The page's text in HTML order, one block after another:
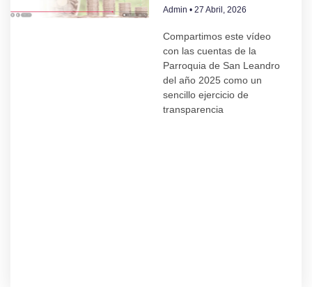
Admin 27 Abril, 2026
Compartimos este vídeo
con las cuentas de la
Parroquia de San Leandro
del año 2025 como un
sencillo ejercicio de
transparencia